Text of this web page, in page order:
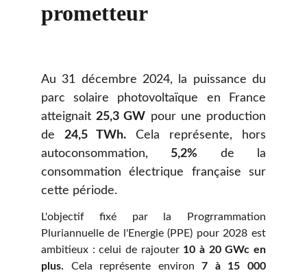
prometteur
Au 31 décembre 2024, la puissance du
parc solaire photovoltaïque en France
atteignait25,3 GW pour une production
de24,5 TWh. Cela représente, hors
autoconsommation, 5,2% de la
consommation électrique française sur
cette période.
L'objectif fixé par la Progrrammation
Pluriannuelle de l'Energie (PPE) pour 2028 est
ambitieux : celui de rajouter 10 à 20 GWc en
plus. Cela représente environ7 à 15 000